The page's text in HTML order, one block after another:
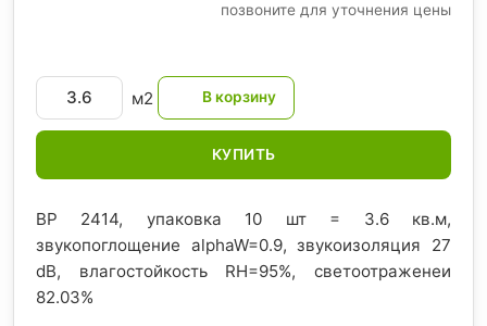
позвоните для уточнения цены
м2
КУПИТЬ
BP 2414, упаковка 10 шт = 3.6 кв.м,
звукопоглощение alphaW=0.9, звукоизоляция 27
dB, влагостойкость RH=95%, светоотраженеи
82.03%